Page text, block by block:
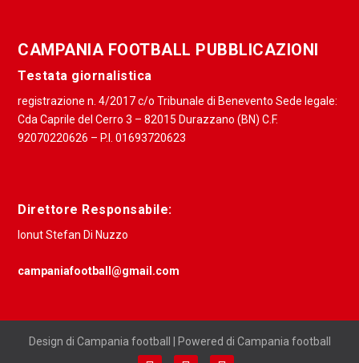
CAMPANIA FOOTBALL PUBBLICAZIONI
Testata giornalistica
registrazione n. 4/2017 c/o Tribunale di Benevento Sede legale:
Cda Caprile del Cerro 3 – 82015 Durazzano (BN) C.F.
92070220626 – P.I. 01693720623
Direttore Responsabile:
Ionut Stefan Di Nuzzo
campaniafootball@gmail.com
Design di Campania football | Powered di Campania football